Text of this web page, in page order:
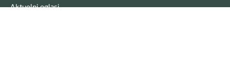
Aktuelni oglasi